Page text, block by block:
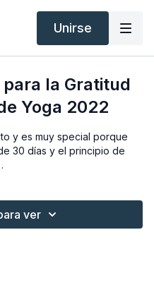
Unirse
la Gratitud
Yoga 2022
y es muy special porque
30 días y el principio de
trabajamos con
agradeciendo todo lo que
ver